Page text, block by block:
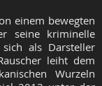
einem bewegten
seine kriminelle
als Darsteller
leiht dem
Wurzeln